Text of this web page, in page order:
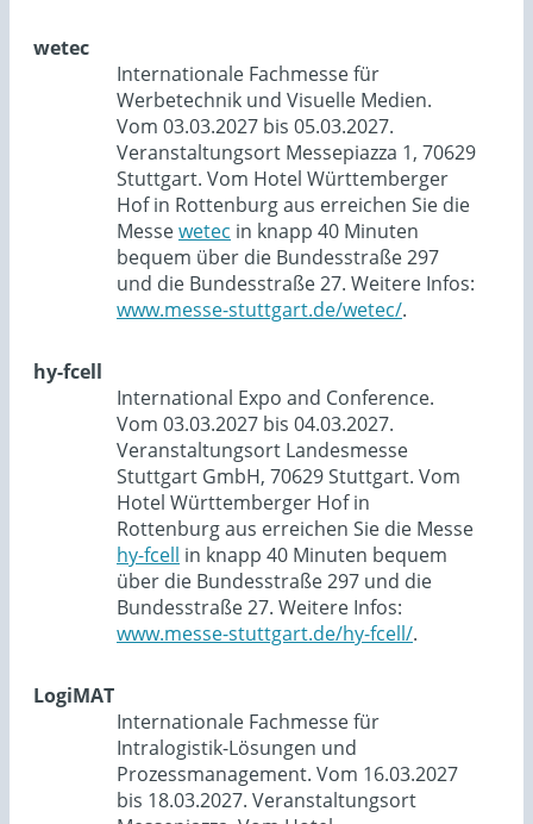
wetec
Internationale Fachmesse für
Werbetechnik und Visuelle Medien.
Vom 03.03.2027 bis 05.03.2027.
Veranstaltungsort Messepiazza 1, 70629
Stuttgart. Vom Hotel Württemberger
Hof in Rottenburg aus erreichen Sie die
Messewetec in knapp 40 Minuten
bequem über die Bundesstraße 297
und die Bundesstraße 27. Weitere Infos:
www.messe-stuttgart.de/wetec/.
hy-fcell
International Expo and Conference.
Vom 03.03.2027 bis 04.03.2027.
Veranstaltungsort Landesmesse
Stuttgart GmbH, 70629 Stuttgart. Vom
Hotel Württemberger Hof in
Rottenburg aus erreichen Sie die Messe
hy-fcell in knapp 40 Minuten bequem
über die Bundesstraße 297 und die
Bundesstraße 27. Weitere Infos:
www.messe-stuttgart.de/hy-fcell/.
LogiMAT
Internationale Fachmesse für
Intralogistik-Lösungen und
Prozessmanagement. Vom 16.03.2027
bis 18.03.2027. Veranstaltungsort